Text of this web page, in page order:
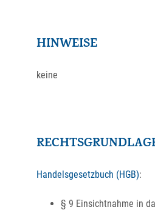
HINWEISE
keine
Handelsgesetzbuch (HGB):
§ 9 Einsichtnahme in